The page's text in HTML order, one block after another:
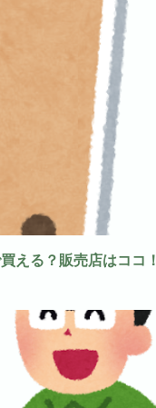
える？販売店はココ！